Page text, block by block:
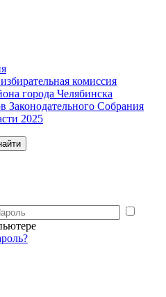
комиссия
города Челябинска
Законодательного Собрания
2025